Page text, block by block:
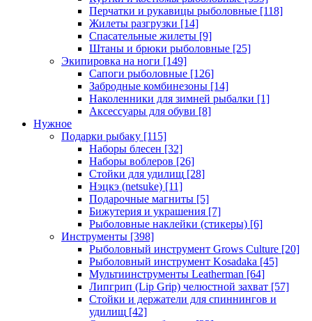
Перчатки и рукавицы рыболовные [118]
Жилеты разгрузки [14]
Спасательные жилеты [9]
Штаны и брюки рыболовные [25]
Экипировка на ноги [149]
Сапоги рыболовные [126]
Забродные комбинезоны [14]
Наколенники для зимней рыбалки [1]
Аксессуары для обуви [8]
Нужное
Подарки рыбаку [115]
Наборы блесен [32]
Наборы воблеров [26]
Стойки для удилищ [28]
Нэцкэ (netsuke) [11]
Подарочные магниты [5]
Бижутерия и украшения [7]
Рыболовные наклейки (стикеры) [6]
Инструменты [398]
Рыболовный инструмент Grows Culture [20]
Рыболовный инструмент Kosadaka [45]
Мультиинструменты Leatherman [64]
Липгрип (Lip Grip) челюстной захват [57]
Стойки и держатели для спиннингов и
удилищ [42]